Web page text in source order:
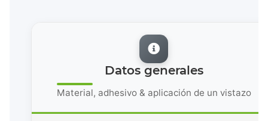
Datos generales
Material, adhesivo & aplicación de un vistazo